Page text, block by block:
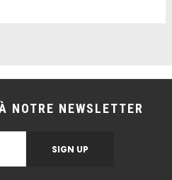
NOTRE NEWSLETTER
SIGN UP